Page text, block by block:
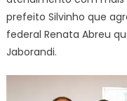
prefeito Silvinho que
federal Renata Abreu
Jaborandi.